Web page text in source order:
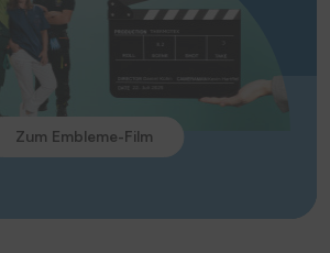
Zum Embleme-Film